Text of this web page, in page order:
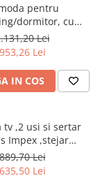
pentru
dormitor, cu
sonoma/alb
cm,Bortis Impex
Lei
953,26 Lei
IN COS
tv ,2 usi si sertar
Impex ,stejar
sonoma/alb
Lei
635,50 Lei